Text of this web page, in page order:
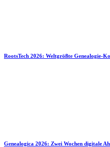
RootsTech 2026: Weltgrößte Genealogie-
Genealogica 2026: Zwei Wochen digitale